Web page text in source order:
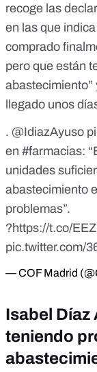
recoge las
en las que
comprado
pero que están
abastecimiento”
llegado unos
. @IdiazAyuso
en #farmacias:
unidades
abastecimiento
problemas”.
?https://t.co/
pic.twitter.com/
— COF Madrid
Isabel Díaz
teniendo